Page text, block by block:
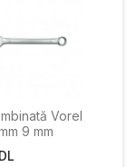
Vorel
9 mm